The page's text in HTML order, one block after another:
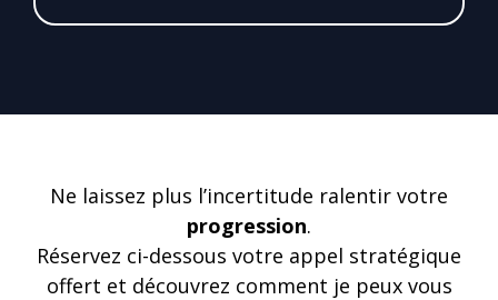
Ne laissez plus l’incertitude ralentir votre
progression.
Réservez ci-dessous votre appel stratégique
offert et découvrez comment je peux vous